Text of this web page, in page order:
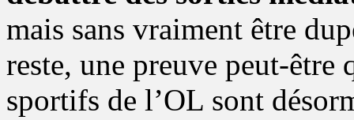
mais sans vraiment être
reste, une preuve peut-être
sportifs de l’OL sont